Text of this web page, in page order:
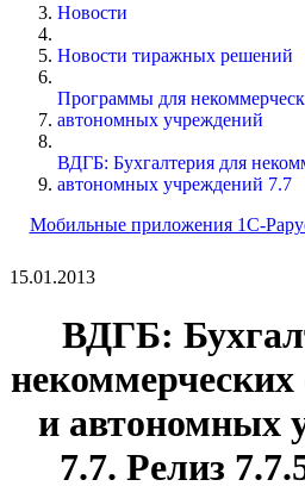
Новости
Новости тиражных решений
Программы для
автономных учреждений
ВДГБ: Бухгалтерия для
автономных учреждений 7.7
Мобильные приложения 1С-
15.01.2013
ВДГБ:
и автономных
7.7. Релиз